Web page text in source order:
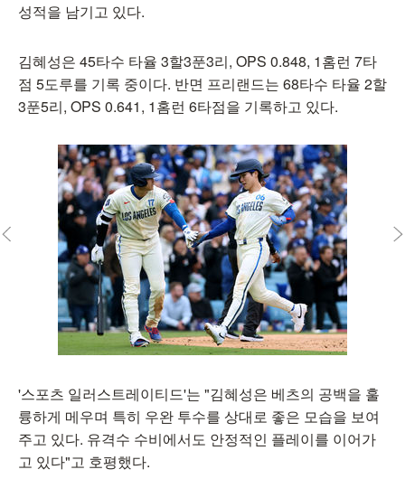
성적을 남기고 있다.
김혜성은 45타수 타율 3할3푼3리, OPS 0.848, 1홈런 7타
점 5도루를 기록 중이다. 반면 프리랜드는 68타수 타율 2할
3푼5리, OPS 0.641, 1홈런 6타점을 기록하고 있다.
'스포츠 일러스트레이티드'는 "김혜성은 베츠의 공백을 훌
륭하게 메우며 특히 우완 투수를 상대로 좋은 모습을 보여
주고 있다. 유격수 수비에서도 안정적인 플레이를 이어가
고 있다"고 호평했다.